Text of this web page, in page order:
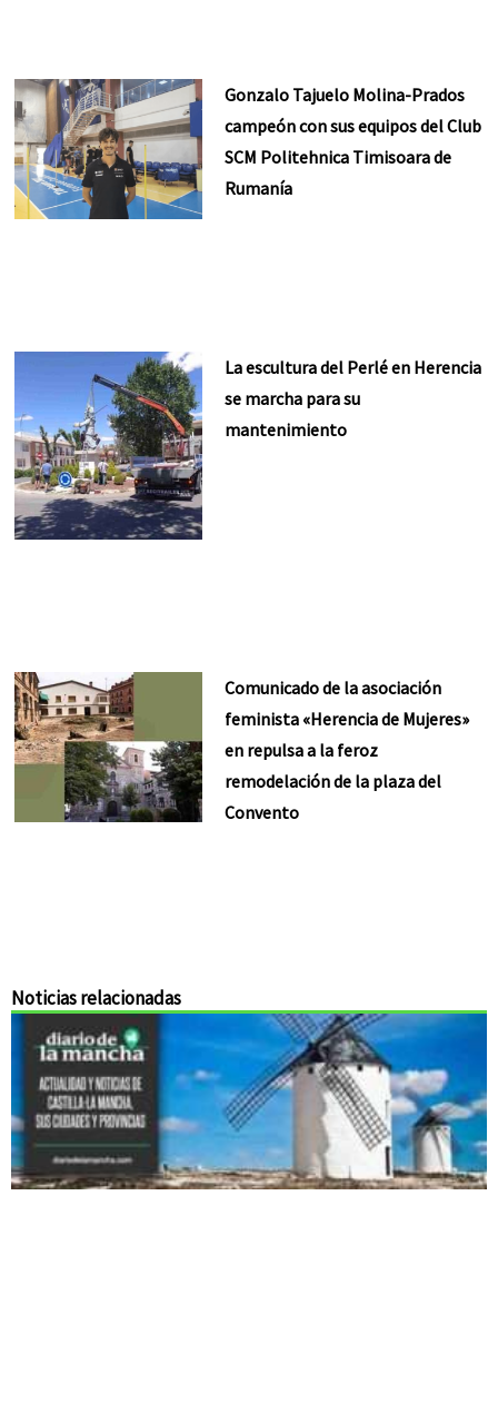
Gonzalo Tajuelo Molina-Prados
campeón con sus equipos del Club
SCM Politehnica Timisoara de
Rumanía
La escultura del Perlé en Herencia
se marcha para su
mantenimiento
Comunicado de la asociación
feminista «Herencia de Mujeres»
en repulsa a la feroz
remodelación de la plaza del
Convento
Noticias relacionadas